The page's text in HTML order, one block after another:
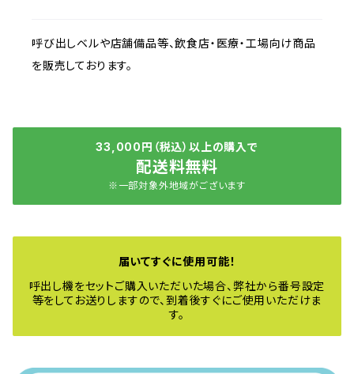
呼び出しベルや店舗備品等、飲食店・医療・工場向け商品
を販売しております。
33,000円（税込）以上の購入で
配送料無料
※一部対象外地域がございます
届いてすぐに使用可能！
呼出し機をセットご購入いただいた場合、弊社から番号設定
等をしてお送りしますので、到着後すぐにご使用いただけま
す。